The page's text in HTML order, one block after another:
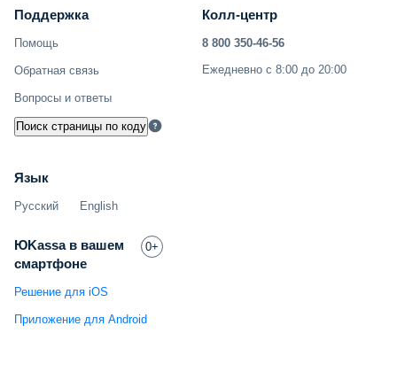
Поддержка
Помощь
Обратная связь
Вопросы и ответы
Поиск страницы по коду
Колл-центр
8 800 350-46-56
Ежедневно с 8:00 до 20:00
Язык
Русский English
ЮKassa в вашем
смартфоне
0+
Решение для iOS
Приложение для Android